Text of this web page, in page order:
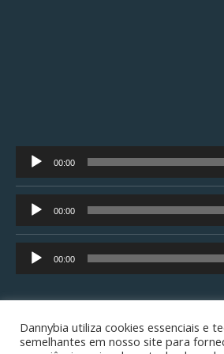
Tocador
de
áudio
00:00
Tocador
de
áudio
00:00
Tocador
de
00:00
Dannybia utiliza cookies essenciais e
semelhantes em nosso site para